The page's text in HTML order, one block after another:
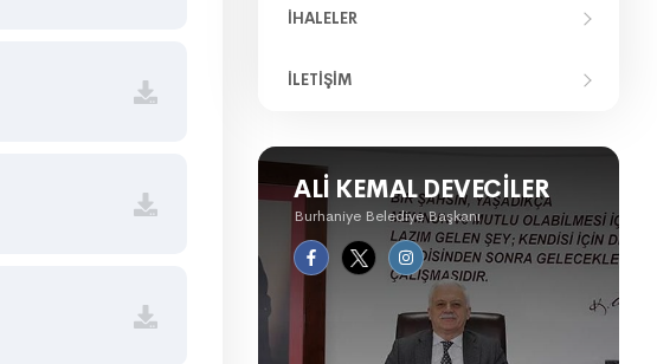
İHALELER
İLETIŞIM
ALI KEMAL DEVECILER
Burhaniye Belediye Başkanı